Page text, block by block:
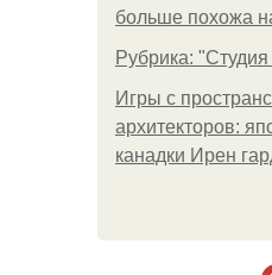
больше похожа
Рубрика:
Игры с
архитекторов:
канадки Ирен